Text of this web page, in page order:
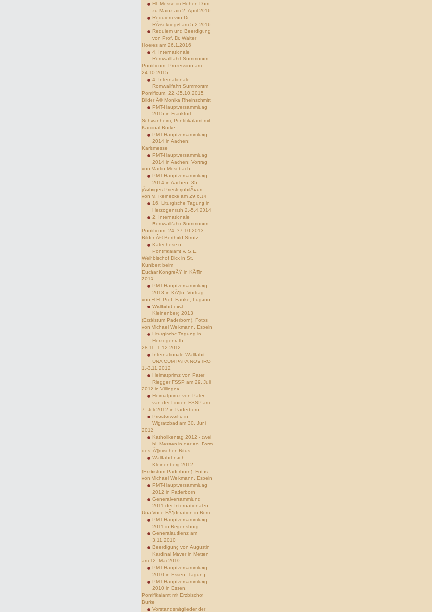
Hl. Messe im Hohen Dom
zu Mainz am 2. April 2016
Requiem von Dr.
RÃ¼ckriegel am 5.2.2016
Requiem und Beerdigung
von Prof. Dr. Walter
Hoeres am 26.1.2016
4. Internationale
Romwallfahrt Summorum
Pontificum, Prozession am
24.10.2015
4. Internationale
Romwallfahrt Summorum
Pontificum, 22.-25.10.2015,
Bilder Â© Monika Rheinschmitt
PMT-Hauptversammlung
2015 in Frankfurt-
Schwanheim, Pontifikalamt mit
Kardinal Burke
PMT-Hauptversammlung
2014 in Aachen:
Karlsmesse
PMT-Hauptversammlung
2014 in Aachen: Vortrag
von Martin Mosebach
PMT-Hauptversammlung
2014 in Aachen: 35-
jÃ¤hriges PriesterjubilÃ¤um
von M. Reinecke am 29.6.14
16. Liturgische Tagung in
Herzogenrath 2.-5.4.2014
2. Internationale
Romwallfahrt Summorum
Pontificum, 24.-27.10.2013,
Bilder Â© Berthold Strutz.
Katechese u.
Pontifikalamt v. S.E.
Weihbischof Dick in St.
Kunibert beim
Euchar.KongreÃŸ in KÃ¶ln
2013
PMT-Hauptversammlung
2013 in KÃ¶ln, Vortrag
von H.H. Prof. Hauke, Lugano
Wallfahrt nach
Kleinenberg 2013
(Erzbistum Paderborn), Fotos
von Michael Weikmann, Espeln
Liturgische Tagung in
Herzogenrath
28.11.-1.12.2012
Internationale Wallfahrt
UNA CUM PAPA NOSTRO
1.-3.11.2012
Heimatprimiz von Pater
Riegger FSSP am 29. Juli
2012 in Villingen
Heimatprimiz von Pater
van der Linden FSSP am
7. Juli 2012 in Paderborn
Priesterweihe in
Wigratzbad am 30. Juni
2012
Katholikentag 2012 - zwei
hl. Messen in der ao. Form
des rÃ¶mischen Ritus
Wallfahrt nach
Kleinenberg 2012
(Erzbistum Paderborn), Fotos
von Michael Weikmann, Espeln
PMT-Hauptversammlung
2012 in Paderborn
Generalversammlung
2011 der Internationalen
Una Voce FÃ¶deration in Rom
PMT-Hauptversammlung
2011 in Regensburg
Generalaudienz am
3.11.2010
Beerdigung von Augustin
Kardinal Mayer in Metten
am 12. Mai 2010
PMT-Hauptversammlung
2010 in Essen, Tagung
PMT-Hauptversammlung
2010 in Essen,
Pontifikalamt mit Erzbischof
Burke
Vorstandsmitglieder der